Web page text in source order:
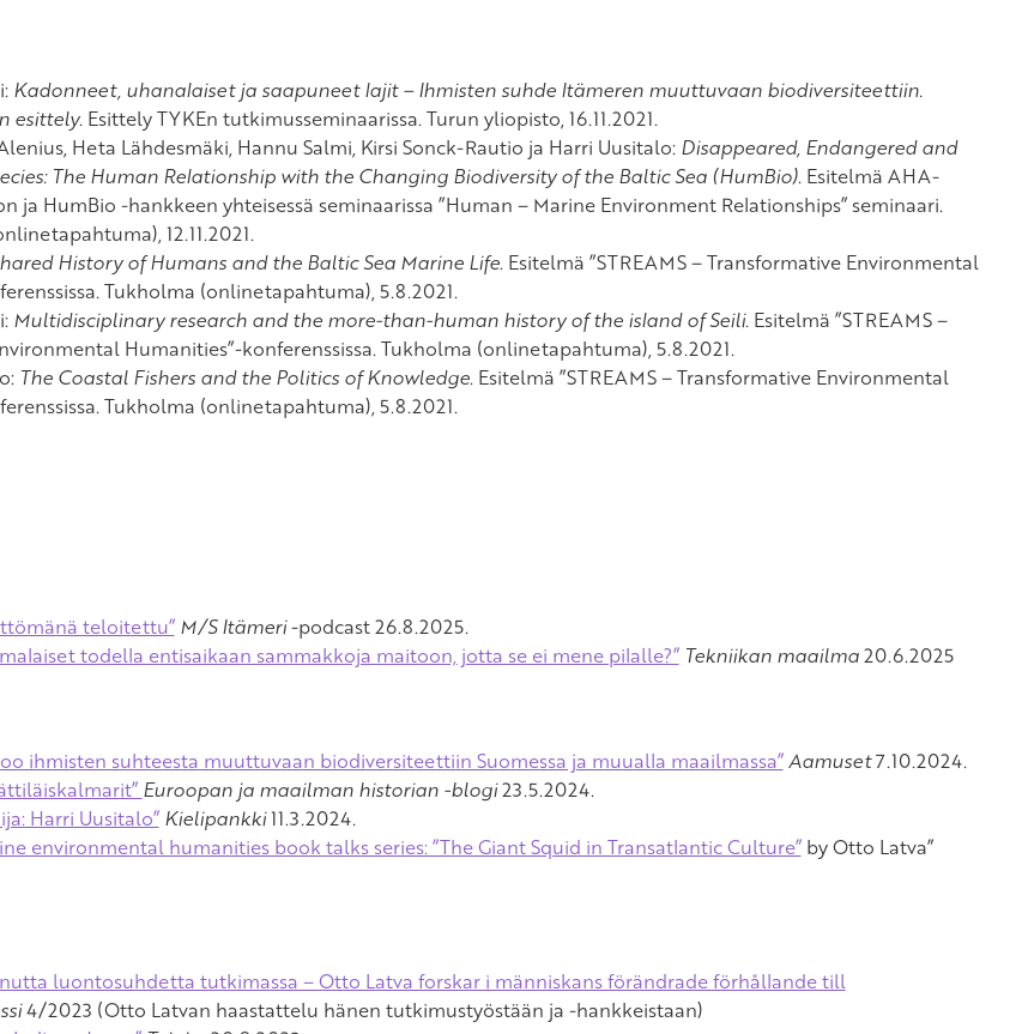
Kadonneet, uhanalaiset ja saapuneet lajit – Ihmisten suhde Itämeren muuttuvaan biodiversiteettiin.
esittely. Esittely TYKEn tutkimusseminaarissa. Turun yliopisto, 16.11.2021.
Heta Lähdesmäki, Hannu Salmi, Kirsi Sonck-Rautio ja Harri Uusitalo: Disappeared, Endangered and
The Human Relationship with the Changing Biodiversity of the Baltic Sea (HumBio). Esitelmä AHA-
ja HumBio -hankkeen yhteisessä seminaarissa ”Human – Marine Environment Relationships” seminaari.
12.11.2021.
History of Humans and the Baltic Sea Marine Life. Esitelmä ”STREAMS – Transformative Environmental
Tukholma (onlinetapahtuma), 5.8.2021.
Multidisciplinary research and the more-than-human history of the island of Seili. Esitelmä ”STREAMS –
Humanities”-konferenssissa. Tukholma (onlinetapahtuma), 5.8.2021.
The Coastal Fishers and the Politics of Knowledge. Esitelmä ”STREAMS – Transformative Environmental
Tukholma (onlinetapahtuma), 5.8.2021.
teloitettu” M/S Itämeri-podcast 26.8.2025.
todella entisaikaan sammakkoja maitoon, jotta se ei mene pilalle?” Tekniikan maailma20.6.2025
ihmisten suhteesta muuttuvaan biodiversiteettiin Suomessa ja muualla maailmassa”Aamuset7.10.2024.
Euroopan ja maailman historian -blogi23.5.2024.
Harri Uusitalo” Kielipankki11.3.2024.
environmental humanities book talks series: ”The Giant Squid in Transatlantic Culture”by Otto Latva”
luontosuhdetta tutkimassa – Otto Latva forskar i människans förändrade förhållande till
4/2023 (Otto Latvan haastattelu hänen tutkimustyöstään ja -hankkeistaan)